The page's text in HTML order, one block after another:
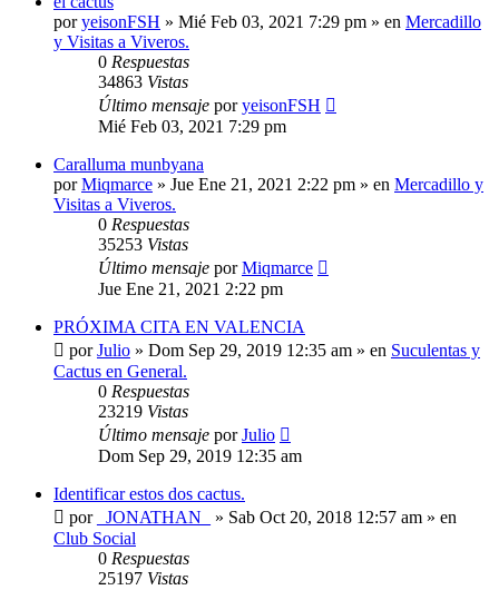
poryeisonFSH » Mié Feb 03, 2021 7:29 pm » en Mercadillo
y Visitas a Viveros.
0 Respuestas
34863 Vistas
Último mensaje poryeisonFSH
Mié Feb 03, 2021 7:29 pm
Caralluma munbyana
porMiqmarce » Jue Ene 21, 2021 2:22 pm » en Mercadillo y
Visitas a Viveros.
0 Respuestas
35253 Vistas
Último mensaje porMiqmarce
Jue Ene 21, 2021 2:22 pm
PRÓXIMA CITA EN VALENCIA
porJulio » Dom Sep 29, 2019 12:35 am » en Suculentas y
Cactus en General.
0 Respuestas
23219 Vistas
Último mensaje porJulio
Dom Sep 29, 2019 12:35 am
Identificar estos dos cactus.
por
_JONATHAN_ » Sab Oct 20, 2018 12:57 am » en
Club Social
0 Respuestas
25197 Vistas